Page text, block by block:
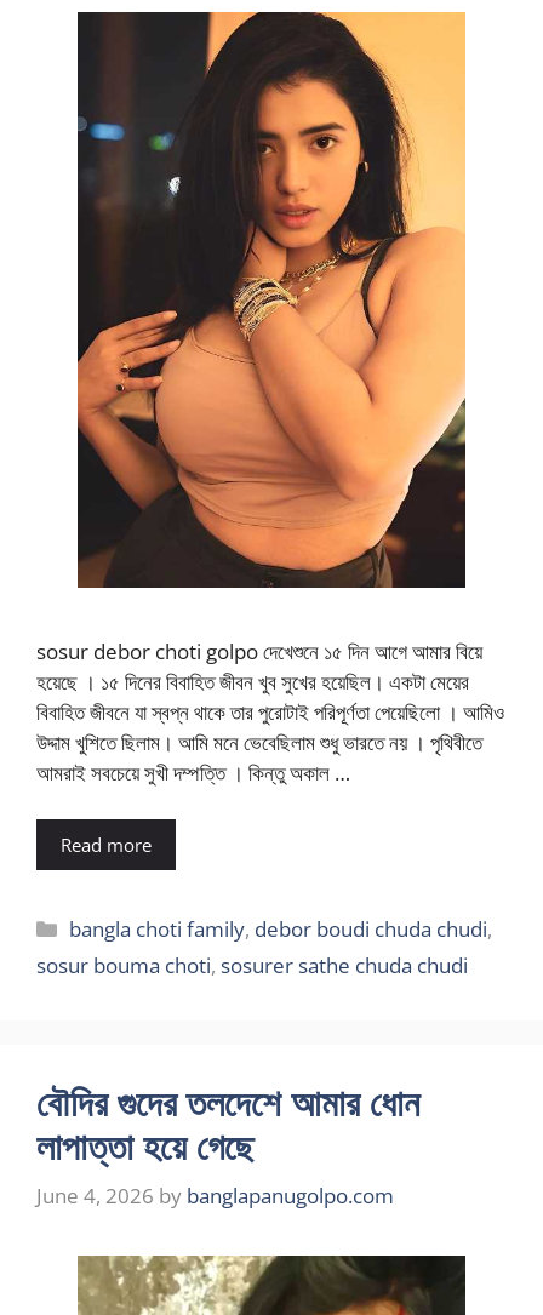
sosur debor choti golpo দেখেশুনে ১৫ দিন আগে আমার বিয়ে
হয়েছে । ১৫ দিনের বিবাহিত জীবন খুব সুখের হয়েছিল। একটা মেয়ের
বিবাহিত জীবনে যা স্বপ্ন থাকে তার পুরোটাই পরিপূর্ণতা পেয়েছিলো । আমিও
উদ্দাম খুশিতে ছিলাম। আমি মনে ভেবেছিলাম শুধু ভারতে নয় । পৃথিবীতে
আমরাই সবচেয়ে সুখী দম্পত্তি । কিন্তু অকাল …
Read more
Categories
bangla choti family, debor boudi chuda chudi,
sosur bouma choti, sosurer sathe chuda chudi
বৌদির গুদের তলদেশে আমার ধোন
লাপাত্তা হয়ে গেছে
June 4, 2026 by banglapanugolpo.com